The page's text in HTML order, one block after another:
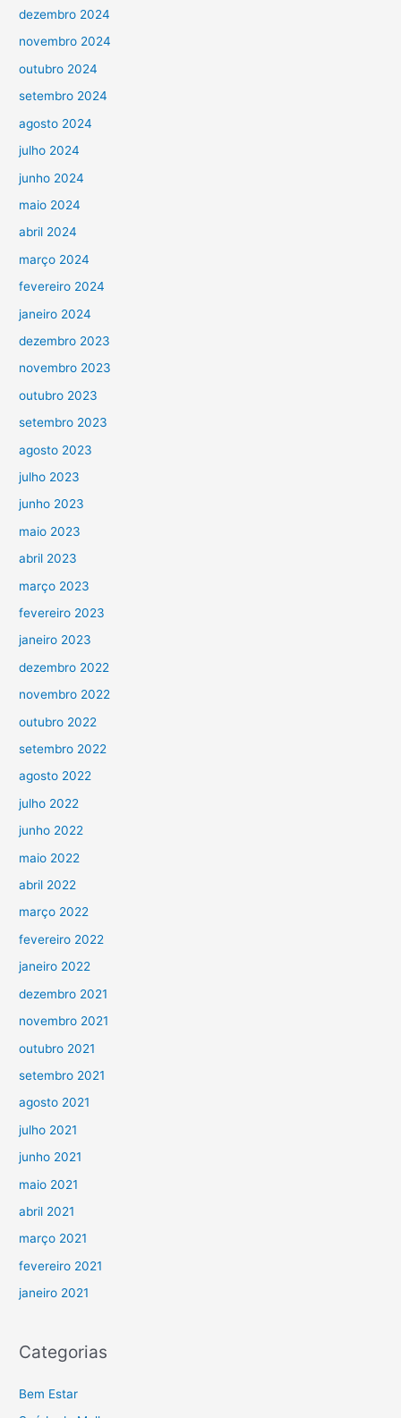
dezembro 2024
novembro 2024
outubro 2024
setembro 2024
agosto 2024
julho 2024
junho 2024
maio 2024
abril 2024
março 2024
fevereiro 2024
janeiro 2024
dezembro 2023
novembro 2023
outubro 2023
setembro 2023
agosto 2023
julho 2023
junho 2023
maio 2023
abril 2023
março 2023
fevereiro 2023
janeiro 2023
dezembro 2022
novembro 2022
outubro 2022
setembro 2022
agosto 2022
julho 2022
junho 2022
maio 2022
abril 2022
março 2022
fevereiro 2022
janeiro 2022
dezembro 2021
novembro 2021
outubro 2021
setembro 2021
agosto 2021
julho 2021
junho 2021
maio 2021
abril 2021
março 2021
fevereiro 2021
janeiro 2021
Categorias
Bem Estar